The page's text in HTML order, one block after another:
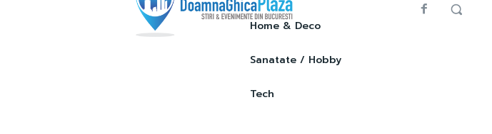
Home & Deco
Sanatate / Hobby
Tech